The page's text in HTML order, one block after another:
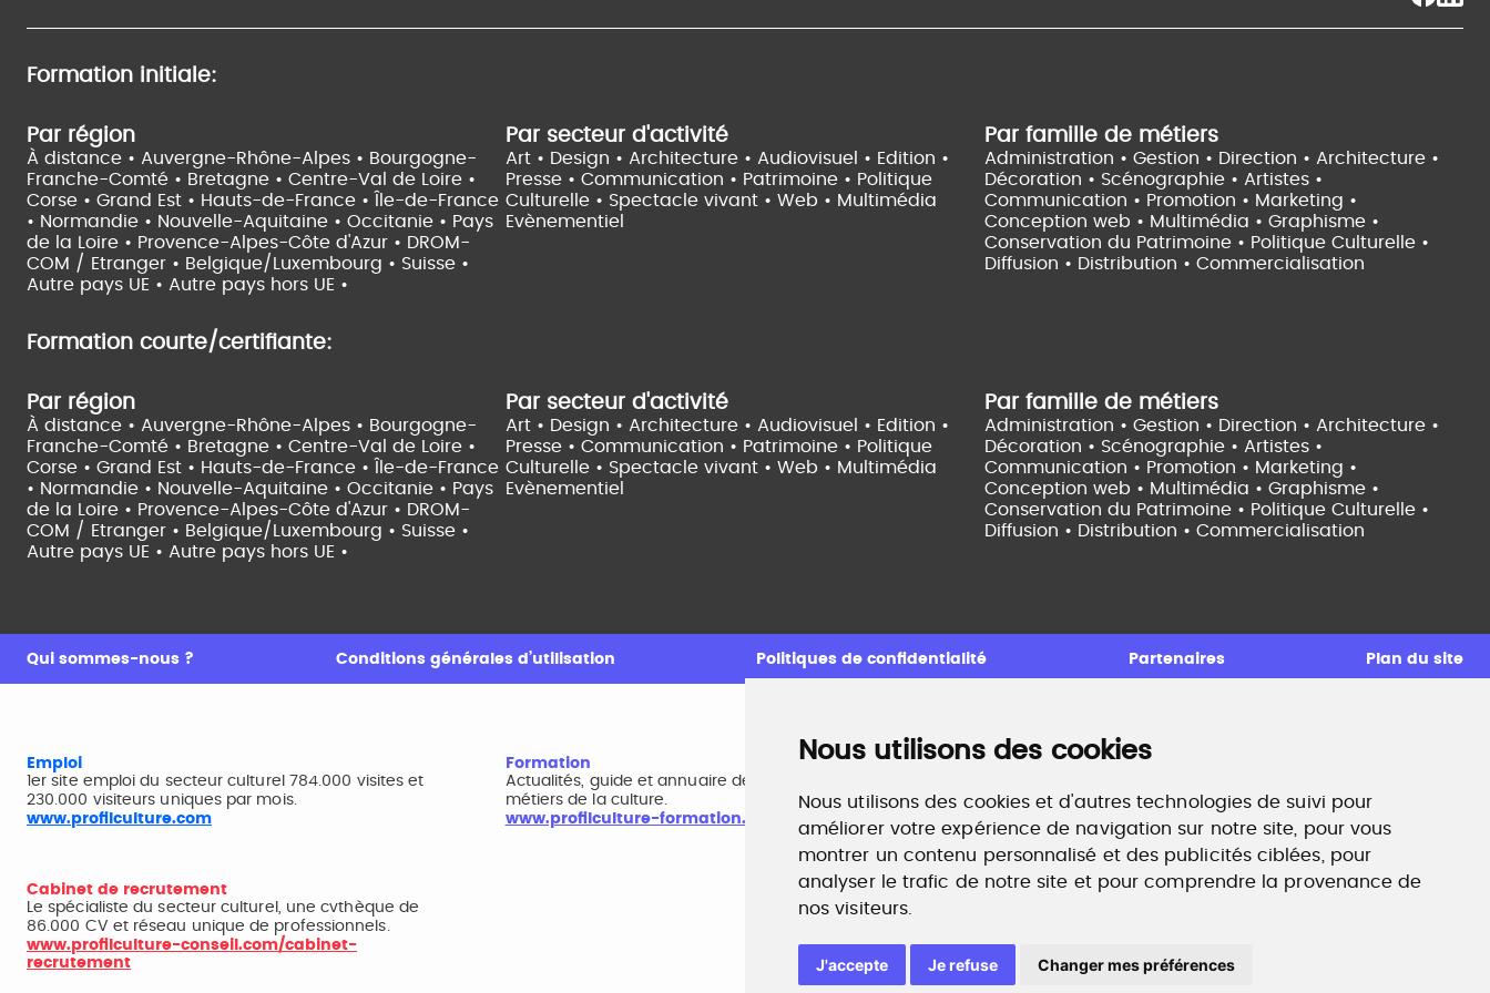
Nous utilisons des cookies
Nous utilisons des cookies et d'autres technologies de suivi pour
améliorer votre expérience de navigation sur notre site, pour vous
montrer un contenu personnalisé et des publicités ciblées, pour
analyser le trafic de notre site et pour comprendre la provenance de
nos visiteurs.
J'accepte Je refuse Changer mes préférences
Formation initiale:
Par région
À distance • Auvergne-Rhône-Alpes • Bourgogne-
Franche-Comté • Bretagne • Centre-Val de Loire •
Corse • Grand Est • Hauts-de-France •
Île-de-France
• Normandie • Nouvelle-Aquitaine • Occitanie • Pays
de la Loire • Provence-Alpes-Côte d'Azur • DROM-
COM / Etranger • Belgique/Luxembourg • Suisse •
Autre pays UE • Autre pays hors UE •
Par secteur d'activité
Art • Design • Architecture • Audiovisuel • Edition •
Presse • Communication • Patrimoine • Politique
Culturelle • Spectacle vivant • Web • Multimédia
Evènementiel
Par famille de métiers
Administration • Gestion • Direction • Architecture •
Décoration • Scénographie • Artistes •
Communication • Promotion • Marketing •
Conception web • Multimédia • Graphisme •
Conservation du Patrimoine • Politique Culturelle •
Diffusion • Distribution • Commercialisation
Formation courte/certifiante:
Par région
À distance • Auvergne-Rhône-Alpes • Bourgogne-
Franche-Comté • Bretagne • Centre-Val de Loire •
Corse • Grand Est • Hauts-de-France •
Île-de-France
• Normandie • Nouvelle-Aquitaine • Occitanie • Pays
de la Loire • Provence-Alpes-Côte d'Azur • DROM-
COM / Etranger • Belgique/Luxembourg • Suisse •
Autre pays UE • Autre pays hors UE •
Par secteur d'activité
Art • Design • Architecture • Audiovisuel • Edition •
Presse • Communication • Patrimoine • Politique
Culturelle • Spectacle vivant • Web • Multimédia
Evènementiel
Par famille de métiers
Administration • Gestion • Direction • Architecture •
Décoration • Scénographie • Artistes •
Communication • Promotion • Marketing •
Conception web • Multimédia • Graphisme •
Conservation du Patrimoine • Politique Culturelle •
Diffusion • Distribution • Commercialisation
Qui sommes-nous ? Conditions générales d’utilisation Politiques de confidentialité Partenaires Plan du site
Emploi
1er site emploi du secteur culturel 784.000 visites et
230.000 visiteurs uniques par mois.
www.profilculture.com
Formation
Actualités, guide et annuaire des formations aux
métiers de la culture.
www.profilculture-formation.com
Accompagnement professionnel
recherche d'emploi, entretien conseil.
www.profilculture-competences.com
Cabinet de recrutement
Le spécialiste du secteur culturel, une cvthèque de
86.000 CV et réseau unique de professionnels.
www.profilculture-conseil.com/cabinet-
recrutement